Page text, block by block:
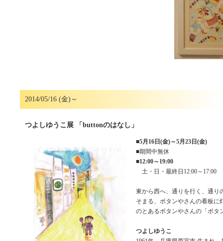
2014/05/16 (金)～
つよしゆうこ展 「buttonのはなし」
■5月16日(金)～5月23日(金)
■期間中無休
■12:00～19:00
土・日・最終日12:00～17:00
東から西へ、通りを行く、通り
そまる、ボタンやさんの看板に
のとあるボタンやさんの「ボタ
つよしゆうこ